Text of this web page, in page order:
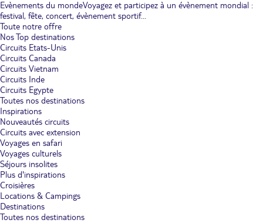
Evènements du mondeVoyagez et participez à un évènement mondial :
festival, fête, concert, évènement sportif...
Toute notre offre
Nos Top destinations
Circuits Etats-Unis
Circuits Canada
Circuits Vietnam
Circuits Inde
Circuits Egypte
Toutes nos destinations
Inspirations
Nouveautés circuits
Circuits avec extension
Voyages en safari
Voyages culturels
Séjours insolites
Plus d'inspirations
Croisières
Locations & Campings
Destinations
Toutes nos destinations